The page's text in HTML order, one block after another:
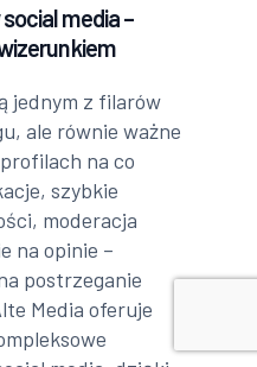
media –
jednym z filarów
ale równie ważne
na co
szybkie
moderacja
na opinie –
postrzeganie
Media oferuje